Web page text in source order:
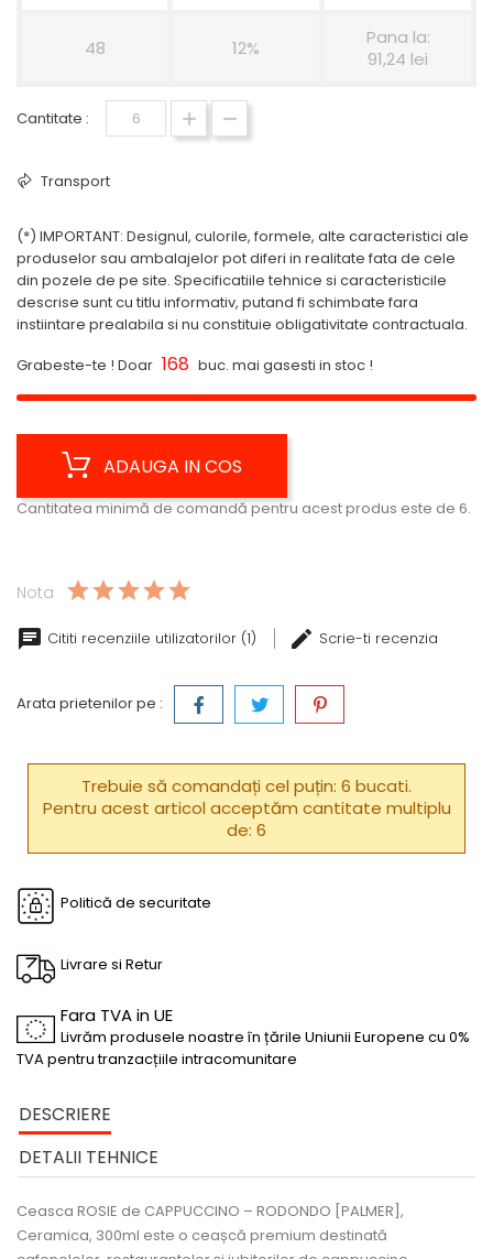
48 12%
Pana la:
91,24 lei
Cantitate :
Transport
(*) IMPORTANT: Designul, culorile, formele, alte caracteristici ale
produselor sau ambalajelor pot diferi in realitate fata de cele
din pozele de pe site. Specificatiile tehnice si caracteristicile
descrise sunt cu titlu informativ, putand fi schimbate fara
instiintare prealabila si nu constituie obligativitate contractuala.
Grabeste-te ! Doar 168 buc. mai gasesti in stoc !
ADAUGA IN COS
Cantitatea minimă de comandă pentru acest produs este de 6.
Nota
Cititi recenziile utilizatorilor (1) Scrie-ti recenzia
Arata prietenilor pe :
Trebuie să comandați cel puțin: 6 bucati.
Pentru acest articol acceptăm cantitate multiplu
de: 6
Politică de securitate
Livrare si Retur
Fara TVA in UE
Livrăm produsele noastre în țările Uniunii Europene cu 0%
TVA pentru tranzacțiile intracomunitare
DESCRIERE
DETALII TEHNICE
Ceasca ROSIE de CAPPUCCINO – RODONDO [PALMER],
Ceramica, 300ml este o ceașcă premium destinată